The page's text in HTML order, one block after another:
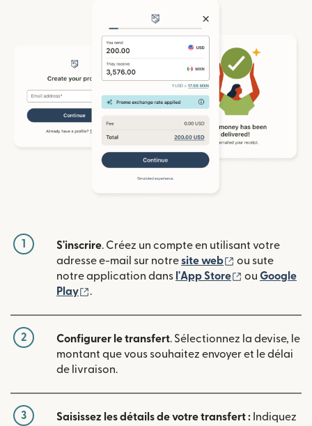
1 S'inscrire. Créez un compte en utilisant votre
adresse e-mail sur notresite web (s'ouvre dans
ou sute
notre application dans l'App Store (s'ouvre
ou Google
Play
(s'ouvre dans une nouvelle fenêtre)
.
2 Configurer le transfert. Sélectionnez la devise, le
montant que vous souhaitez envoyer et le délai
de livraison.
3 Saisissez les détails de votre transfert : Indiquez